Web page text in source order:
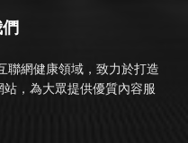
聯網健康領域，致力於打造
，為大眾提供優質內容服